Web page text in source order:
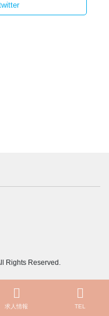
Rights Reserved.
求人情報 TEL